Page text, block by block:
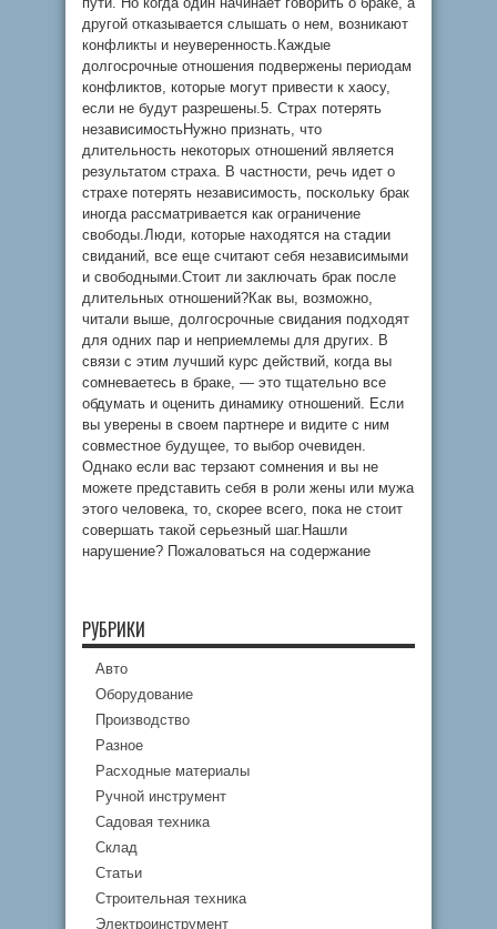
другой отказывается слышать о нем, возникают
конфликты и неуверенность.Каждые
долгосрочные отношения подвержены периодам
конфликтов, которые могут привести к хаосу,
если не будут разрешены.5. Страх потерять
независимостьНужно признать, что
длительность некоторых отношений является
результатом страха. В частности, речь идет о
страхе потерять независимость, поскольку брак
иногда рассматривается как ограничение
свободы.Люди, которые находятся на стадии
свиданий, все еще считают себя независимыми
и свободными.Стоит ли заключать брак после
длительных отношений?Как вы, возможно,
читали выше, долгосрочные свидания подходят
для одних пар и неприемлемы для других. В
связи с этим лучший курс действий, когда вы
сомневаетесь в браке, — это тщательно все
обдумать и оценить динамику отношений. Если
вы уверены в своем партнере и видите с ним
совместное будущее, то выбор очевиден.
Однако если вас терзают сомнения и вы не
можете представить себя в роли жены или мужа
этого человека, то, скорее всего, пока не стоит
совершать такой серьезный шаг.Нашли
нарушение? Пожаловаться на содержание
РУБРИКИ
Авто
Оборудование
Производство
Разное
Расходные материалы
Ручной инструмент
Садовая техника
Склад
Статьи
Строительная техника
Электроинструмент